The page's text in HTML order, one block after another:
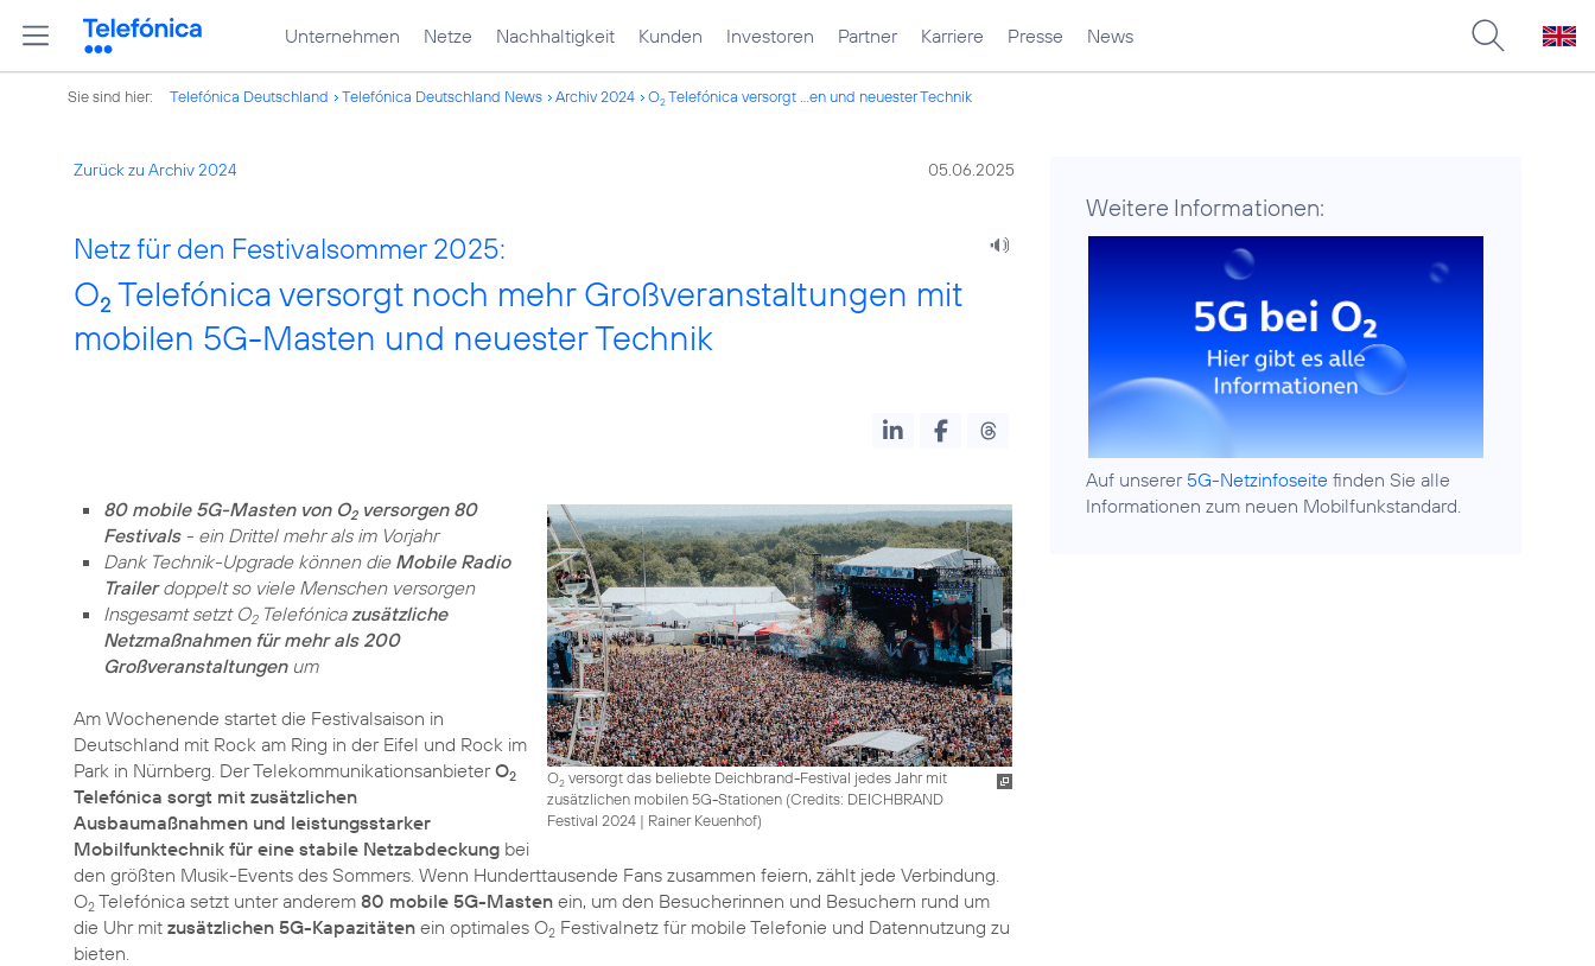
Unternehmen Netze Nachhaltigkeit Kunden Investoren Partner Karriere Presse News
Sie sind hier: Telefónica Deutschland Telefónica Deutschland News Archiv 2024 O2Telefónica versorgt ...en und neuester Technik
Zurück zu Archiv 2024 05.06.2025
Netz für den Festivalsommer 2025:
O2 Telefónica versorgt noch mehr Großveranstaltungen mit
mobilen 5G-Masten und neuester Technik
O2versorgt das beliebte Deichbrand-Festival jedes Jahr mit
zusätzlichen mobilen 5G-Stationen (Credits: DEICHBRAND
Festival 2024 | Rainer Keuenhof)
80 mobile 5G-Masten von O2versorgen 80
Festivals- ein Drittel mehr als im Vorjahr
Dank Technik-Upgrade können die Mobile Radio
Trailerdoppelt so viele Menschen versorgen
Insgesamt setzt O2Telefónicazusätzliche
Netzmaßnahmen für mehr als 200
Großveranstaltungenum
Am Wochenende startet die Festivalsaison in
Deutschland mit Rock am Ring in der Eifel und Rock im
Park in Nürnberg. Der TelekommunikationsanbieterO2
Telefónica sorgt mit zusätzlichen
Ausbaumaßnahmen und leistungsstarker
Mobilfunktechnik für eine stabile Netzabdeckung bei
den größten Musik-Events des Sommers. Wenn Hunderttausende Fans zusammen feiern, zählt jede Verbindung.
O2 Telefónica setzt unter anderem 80 mobile 5G-Masten ein, um den Besucherinnen und Besuchern rund um
die Uhr mit zusätzlichen 5G-Kapazitäten ein optimales O2 Festivalnetz für mobile Telefonie und Datennutzung zu
bieten.
Weitere Informationen:
Auf unserer 5G-Netzinfoseite finden Sie alle
Informationen zum neuen Mobilfunkstandard.